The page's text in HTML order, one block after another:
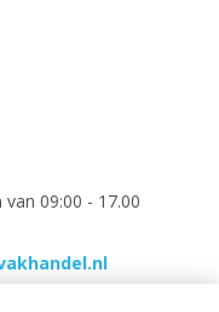
09:00 - 17.00